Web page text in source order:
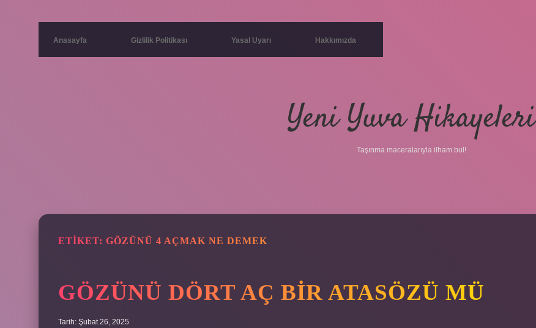
Anasayfa Gizlilik Politikası Yasal Uyarı Hakkımızda
Yeni Yuva Hikayeleri
Taşınma maceralarıyla ilham bul!
ETIKET: GÖZÜNÜ 4 AÇMAK NE DEMEK
GÖZÜNÜ DÖRT AÇ BIR ATASÖZÜ MÜ
Tarih: Şubat 26, 2025